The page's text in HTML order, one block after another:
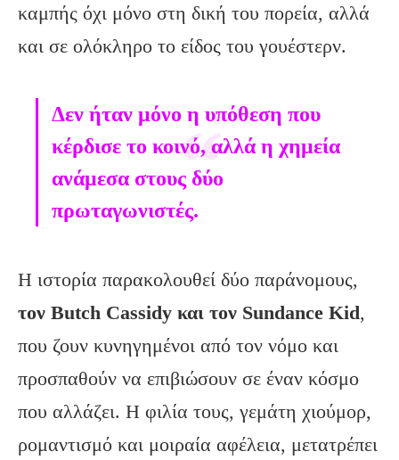
καμπής όχι μόνο στη δική του πορεία, αλλά
και σε ολόκληρο το είδος του γουέστερν.
Δεν ήταν μόνο η υπόθεση που
κέρδισε το κοινό, αλλά η χημεία
ανάμεσα στους δύο
πρωταγωνιστές.
Η ιστορία παρακολουθεί δύο παράνομους,
τον Butch Cassidy και τον Sundance Kid,
που ζουν κυνηγημένοι από τον νόμο και
προσπαθούν να επιβιώσουν σε έναν κόσμο
που αλλάζει. Η φιλία τους, γεμάτη χιούμορ,
ρομαντισμό και μοιραία αφέλεια, μετατρέπει